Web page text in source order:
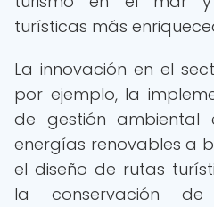
turísticas más
La innovación en el
por ejemplo, la
de gestión ambiental
energías renovables a
el diseño de rutas
la conservación